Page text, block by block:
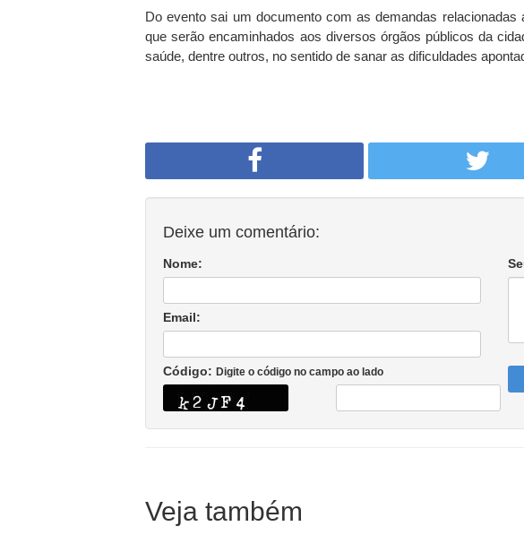
Do evento sai um documento com as demandas
que serão encaminhados aos diversos órgãos públicos da
saúde, dentre outros, no sentido de sanar as dificuldades
Deixe um comentário:
Nome:
Email:
Código: Digite o código no campo ao lado
Veja também